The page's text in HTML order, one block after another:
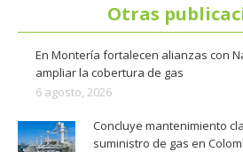
Otras
En Montería fortalecen alianzas con
ampliar la cobertura de gas
6 agosto, 2026
Concluye mantenimiento
suministro de gas en